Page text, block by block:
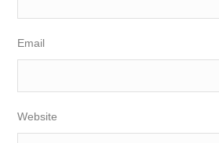
Email
Website